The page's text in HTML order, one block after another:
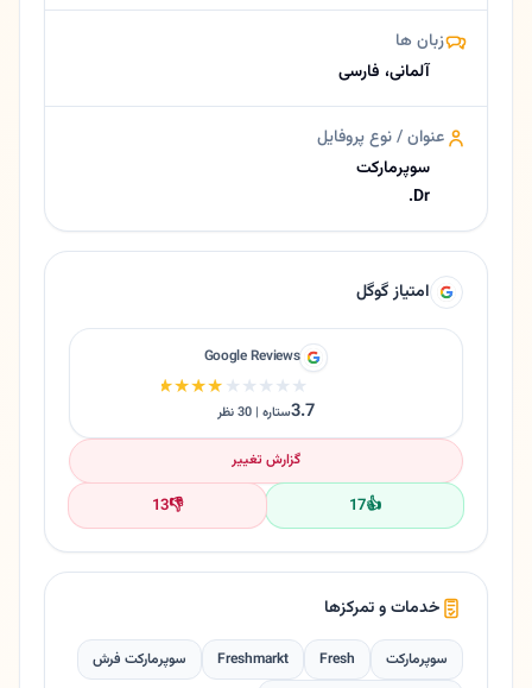
زبان ها
آلمانی، فارسی
عنوان / نوع پروفایل
سوپرمارکت
Dr.
امتیاز گوگل
Google Reviews
★★★★★
★★★★★
3.7ستاره | 30 نظر
گزارش تغییر
👍
17
👎
13
خدمات و تمرکزها
سوپرمارکت Fresh
Freshmarkt
سوپرمارکت فرش